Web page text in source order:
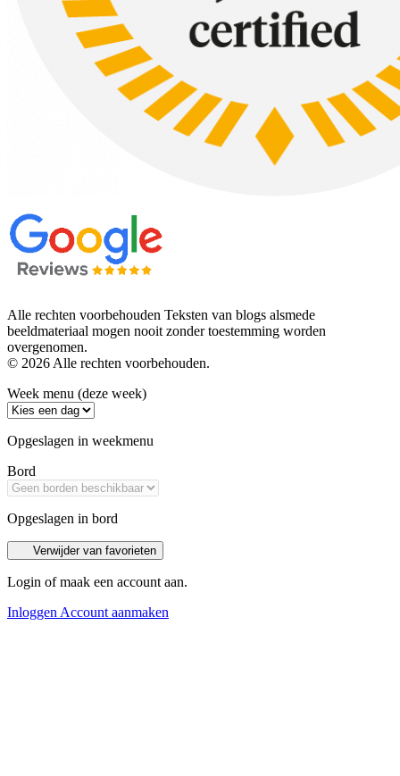
Alle rechten voorbehouden Teksten van blogs alsmede
beeldmateriaal mogen nooit zonder toestemming worden
overgenomen.
© 2026 Alle rechten voorbehouden.
Week menu (deze week)
Opgeslagen in weekmenu
Bord
Opgeslagen in bord
Verwijder van favorieten
Login of maak een account aan.
Inloggen Account aanmaken